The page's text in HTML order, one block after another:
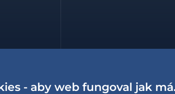
- aby web fungoval jak